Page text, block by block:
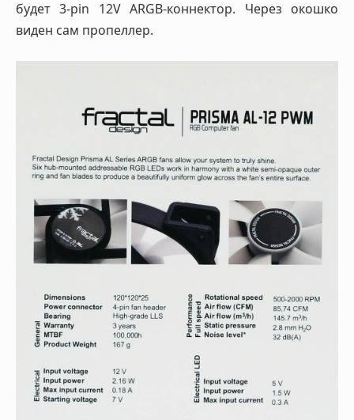
будет 3-pin 12V ARGB-коннектор. Через окошко
виден сам пропеллер.